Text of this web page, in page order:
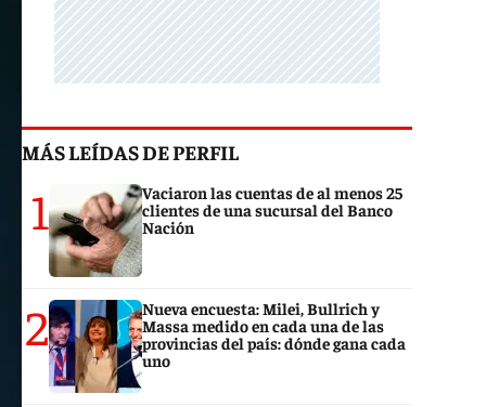
MÁS LEÍDAS DE PERFIL
1
Vaciaron las cuentas de al menos 25
clientes de una sucursal del Banco
Nación
2
Nueva encuesta: Milei, Bullrich y
Massa medido en cada una de las
provincias del país: dónde gana cada
uno